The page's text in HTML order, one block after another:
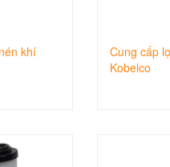
khí
Cung cấp
Kobelco